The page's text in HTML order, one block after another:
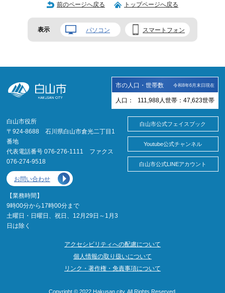
前のページへ戻る トップページへ戻る
表示 パソコン スマートフォン
市の人口・世帯数 令和8年6月末日現在
人口： 111,988 人 世帯： 47,623世帯
白山市役所
〒924-8688 石川県白山市倉光二丁目1
番地
代表電話番号 076-276-1111 ファクス
076-274-9518
お問い合わせ
【業務時間】
9時00分から17時00分まで
土曜日・日曜日、祝日、12月29日～1月3
日は除く
白山市公式フェイスブック
Youtube公式チャンネル
白山市公式LINEアカウント
アクセシビリティへの配慮について
個人情報の取り扱いについて
リンク・著作権・免責事項について
Copyright © 2022 Hakusan city. All Rights Reserved.